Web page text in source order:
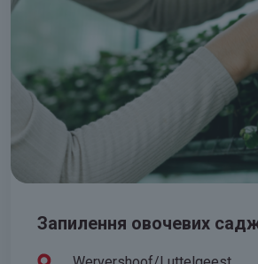
Запилення овочевих